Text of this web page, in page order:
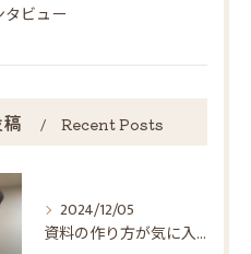
ビュー
Recent Posts
2024/12/05
資料の作り方が気に入った！